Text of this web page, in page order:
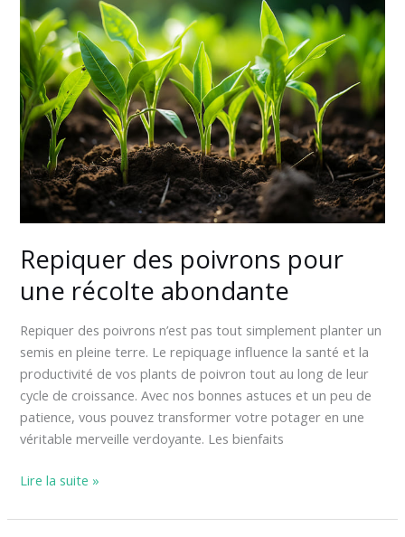
Repiquer des poivrons pour
une récolte abondante
Repiquer des poivrons n’est pas tout simplement planter un
semis en pleine terre. Le repiquage influence la santé et la
productivité de vos plants de poivron tout au long de leur
cycle de croissance. Avec nos bonnes astuces et un peu de
patience, vous pouvez transformer votre potager en une
véritable merveille verdoyante. Les bienfaits
poivrons
pour
une
récolte
abondante
Lire la suite »